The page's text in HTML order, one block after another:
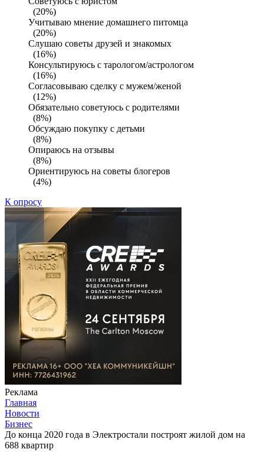
(20%)
Учитываю мнение домашнего питомца
(20%)
Слушаю советы друзей и знакомых
(16%)
Консультируюсь с тарологом/астрологом
(16%)
Согласовываю сделку с мужем/женой
(12%)
Обязательно советуюсь с родителями
(8%)
Обсуждаю покупку с детьми
(8%)
Опираюсь на отзывы
(8%)
Ориентируюсь на советы блогеров
(4%)
К опросу
Реклама
Главная
Новости
Бизнес
До конца 2020 года в Электростали построят жилой дом на
688 квартир